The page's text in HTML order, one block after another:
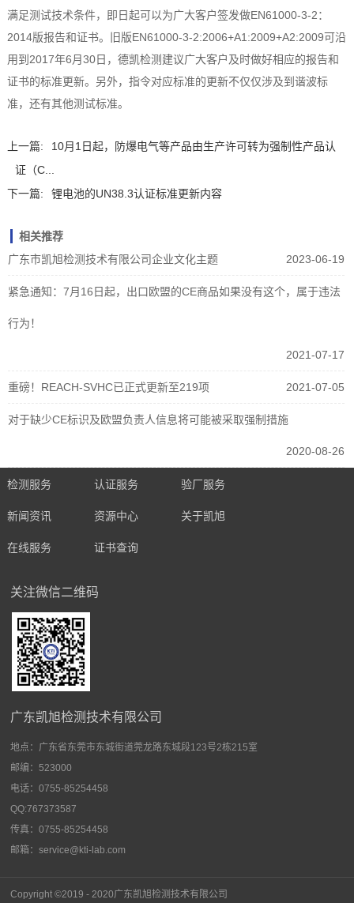
满足测试技术条件，即日起可以为广大客户签发做EN61000-3-2：
2014版报告和证书。旧版EN61000-3-2:2006+A1:2009+A2:2009可沿
用到2017年6月30日，德凯检测建议广大客户及时做好相应的报告和
证书的标准更新。另外，指令对应标准的更新不仅仅涉及到谐波标
准，还有其他测试标准。
上一篇:
10月1日起，防爆电气等产品由生产许可转为强制性产品认
证（C...
下一篇:
锂电池的UN38.3认证标准更新内容
相关推荐
广东市凯旭检测技术有限公司企业文化主题
2023-06-19
紧急通知：7月16日起，出口欧盟的CE商品如果没有这个，属于违法
行为！
2021-07-17
重磅！REACH-SVHC已正式更新至219项 2021-07-05
对于缺少CE标识及欧盟负责人信息将可能被采取强制措施
2020-08-26
检测服务 认证服务 验厂服务
新闻资讯 资源中心 关于凯旭
在线服务 证书查询
关注微信二维码
广东凯旭检测技术有限公司
地点： 广东省东莞市东城街道莞龙路东城段123号2栋215室
邮编：523000
电话：0755-85254458
QQ:767373587
传真：0755-85254458
邮箱：service@kti-lab.com
Copyright ©2019 - 2020广东凯旭检测技术有限公司